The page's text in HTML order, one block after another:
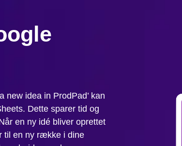
new idea in ProdPad’ kan
Dette sparer tid og
en ny idé bliver oprettet
til en ny række i dine